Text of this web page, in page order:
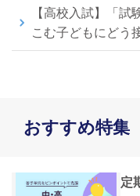
【高校入試】「
こむ子どもにどう
おすすめ特集
定